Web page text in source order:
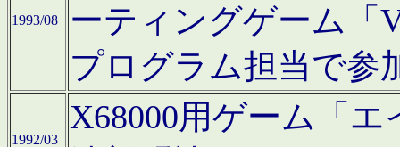
1993/08
ーティングゲーム「
プログラム担当で参
1992/03
X68000用ゲーム「